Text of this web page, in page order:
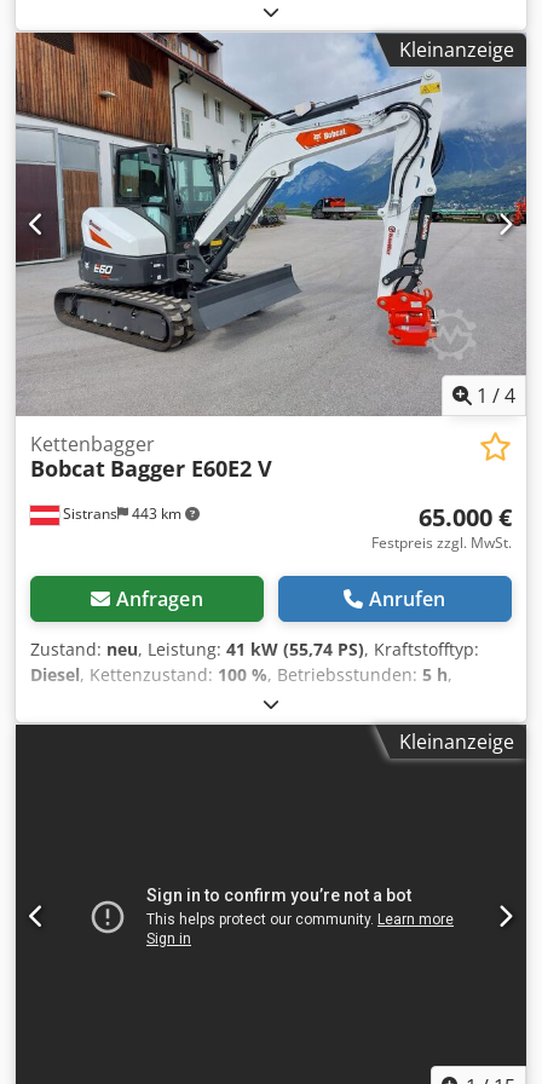
Kleinanzeige
1 /4
Sistrans 443 km
Kettenbagger
Bobcat Bagger E60E2 V
65.000 €
Festpreis zzgl. MwSt.
Anfragen Anrufen
Zustand: neu, Leistung: 41 kW (55,74 PS), Kraftstofftyp:
Diesel, Kettenzustand: 100 %, Betriebsstunden: 5 h,
, Spiegel, Kabine Komfortpaket
Kabine (AutoHVAC, 7-Zoll-Display) Kabine
Heizung/Klimaanlage Langer Löffelstiel + schweres
Hydraulische Raupenspannung, Aux 4, Ja
Kraftstoffförderung, ja Radio-Bluetooth Zusätzlicher
Umschalter mit Schnellkupplungen am LA Ausleger mit
Kleinanzeige